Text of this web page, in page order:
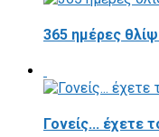
365 ημέρες
Γονείς... έχετε